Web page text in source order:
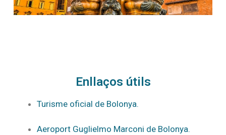
Enllaços útils
Turisme oficial de Bolonya.
Aeroport Guglielmo Marconi de Bolonya.